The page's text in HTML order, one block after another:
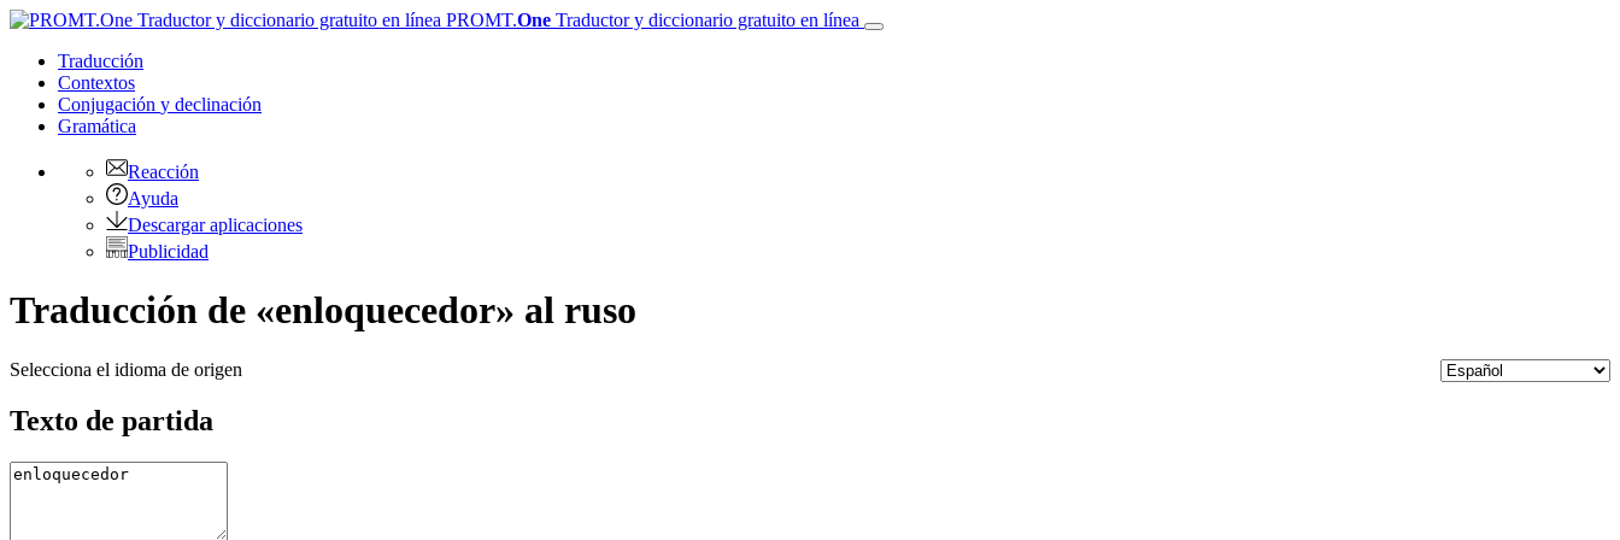
PROMT.One Traductor y diccionario gratuito en línea
Traducción
Contextos
Conjugación y declinación
Gramática
Reacción
Ayuda
Descargar aplicaciones
Publicidad
Traducción de «enloquecedor» al ruso
Selecciona el idioma de origen
Texto de partida